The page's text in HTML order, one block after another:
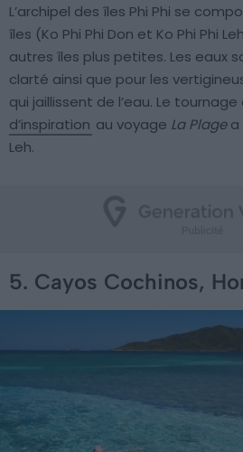
L’archipel des îles Phi Phi se
îles (Ko Phi Phi Don et Ko Phi Phi
autres îles plus petites. Les eaux
clarté ainsi que pour les
qui jaillissent de l’eau. Le
d’inspiration au voyage La Plagea
Leh.
5. Cayos Cochinos,